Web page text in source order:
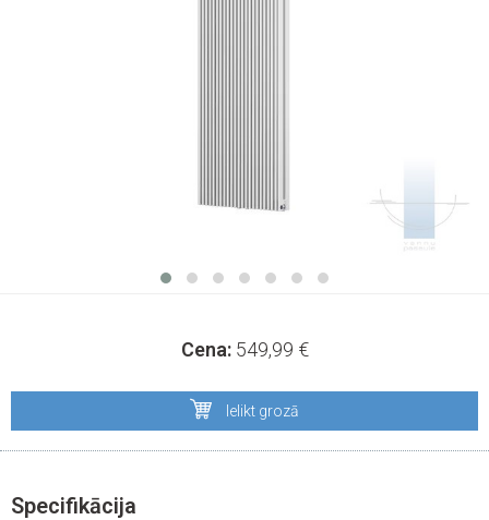
Cena: 549,99 €
Ielikt grozā
Specifikācija